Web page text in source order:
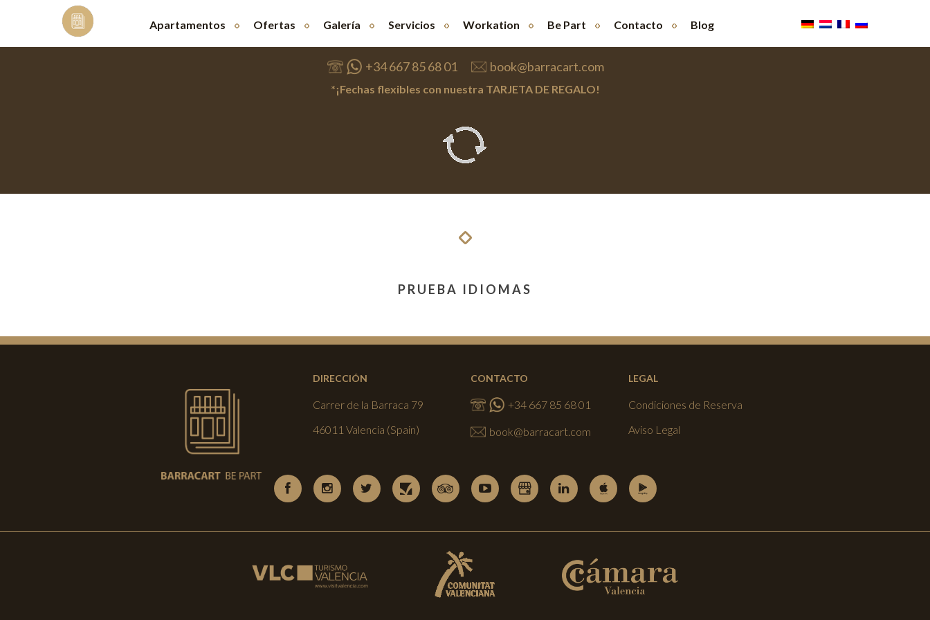
Apartamentos Ofertas Galería Servicios Workation Be Part Contacto Blog
+34 667 85 68 01 book@barracart.com
*¡Fechas flexibles con nuestra TARJETA DE REGALO!
PRUEBA IDIOMAS
DIRECCIÓN
Carrer de la Barraca 79
46011 Valencia (Spain)
CONTACTO
+34 667 85 68 01
book@barracart.com
LEGAL
Condiciones de Reserva
Aviso Legal